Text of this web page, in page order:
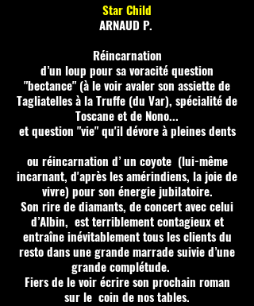
Star Child
ARNAUD P.
Réincarnation
d’un loup pour sa voracité question
"bectance" (à le voir avaler son assiette de
Tagliatelles à la Truffe (du Var), spécialité de
Toscane et de Nono...
et question "vie" qu'il dévore à pleines dents
ou réincarnation d’ un coyote (lui-même
incarnant, d'après les amérindiens, la joie de
vivre) pour son énergie jubilatoire.​
Son rire de diamants, de concert avec celui
d’Albin, est terriblement contagieux et
entraîne inévitablement tous les clients du
resto dans une grande marrade suivie d’une
grande complétude.
Fiers de le voir écrire son prochain roman
sur le coin de nos tables.